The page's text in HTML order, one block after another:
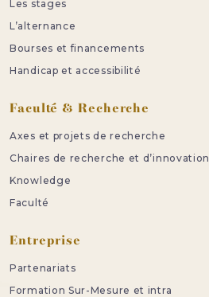
Les stages
L’alternance
Bourses et financements
Handicap et accessibilité
Faculté & Recherche
Axes et projets de recherche
Chaires de recherche et d’innovation
Knowledge
Faculté
Entreprise
Partenariats
Formation Sur-Mesure et intra